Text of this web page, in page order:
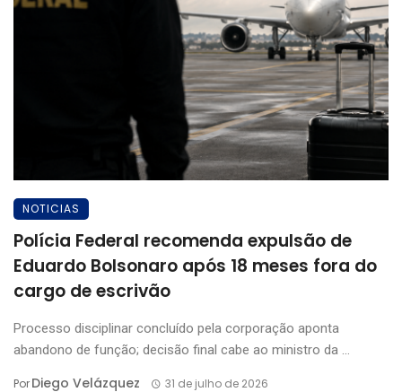
NOTICIAS
Polícia Federal recomenda expulsão de
Eduardo Bolsonaro após 18 meses fora do
cargo de escrivão
Processo disciplinar concluído pela corporação aponta
abandono de função; decisão final cabe ao ministro da ...
PorDiego Velázquez 31 de julho de 2026